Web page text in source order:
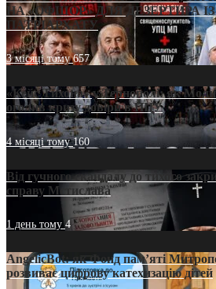
НА «ОФШОР» ДЛЯ ДЕЗЕРТИРА
ПАТРІАРХАТУ
3 місяці тому657
«Кейс Тихона» у Тернополі: як
оголив кризу довіри в ПЦУ
4 місяці тому160
Від гучного скандалу до тихого
справу Мстислава
1 день тому4
AngelicBot: як Фонд пам’яті
розвиває цифрову катехизацію дітей